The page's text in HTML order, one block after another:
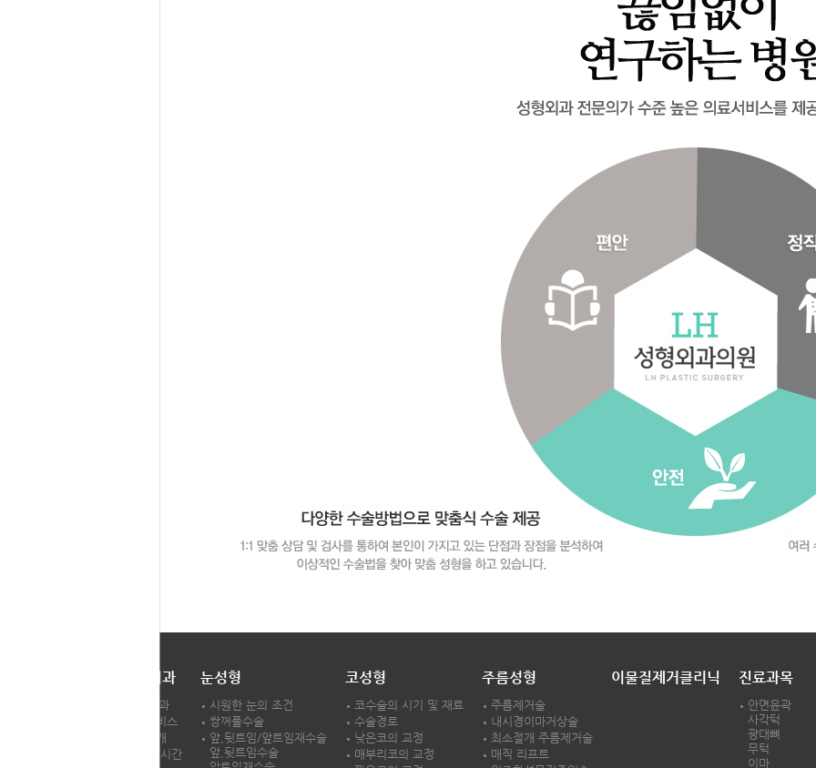
LH성형외과
LH성형외과
차별화서비스
의료진소개
진료과목/시간
눈성형
시원한 눈의 조건
쌍꺼풀수술
앞,뒷트임/앞트임재수술
앞,뒷트임수술
코성형
코수술의 시기 및 재료
수술경로
낮은코의 교정
매부리코의 교정
주름성형
주름제거술
내시경이마거상술
최소절개 주름제거술
매직 리프트
이물질제거클리닉 진료과목
안면윤곽
사각턱
광대뼈
무턱
이마